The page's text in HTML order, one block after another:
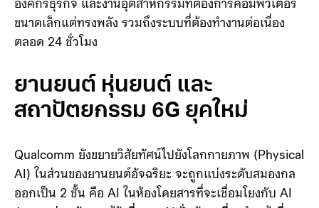
7 พอร์ต โดยเป็น USB4 ถึง 3 พอร์ต และรองรับการเชื่อม
ต่อจอภาพความละเอียด 4K ได้พร้อมกันสูงสุด 4 จอ เรียก
ว่าออกแบบมาเพื่อตอบโจทย์ทั้งครีเอเตอร์ นักพัฒนา AI
ขนาดเล็กแต่ทรงพลัง รวมถึงระบบที่ต้องทำงานต่อเนื่อง
ตลอด 24 ชั่วโมง
ยานยนต์ หุ่นยนต์ และ
สถาปัตยกรรม 6G ยุคใหม่